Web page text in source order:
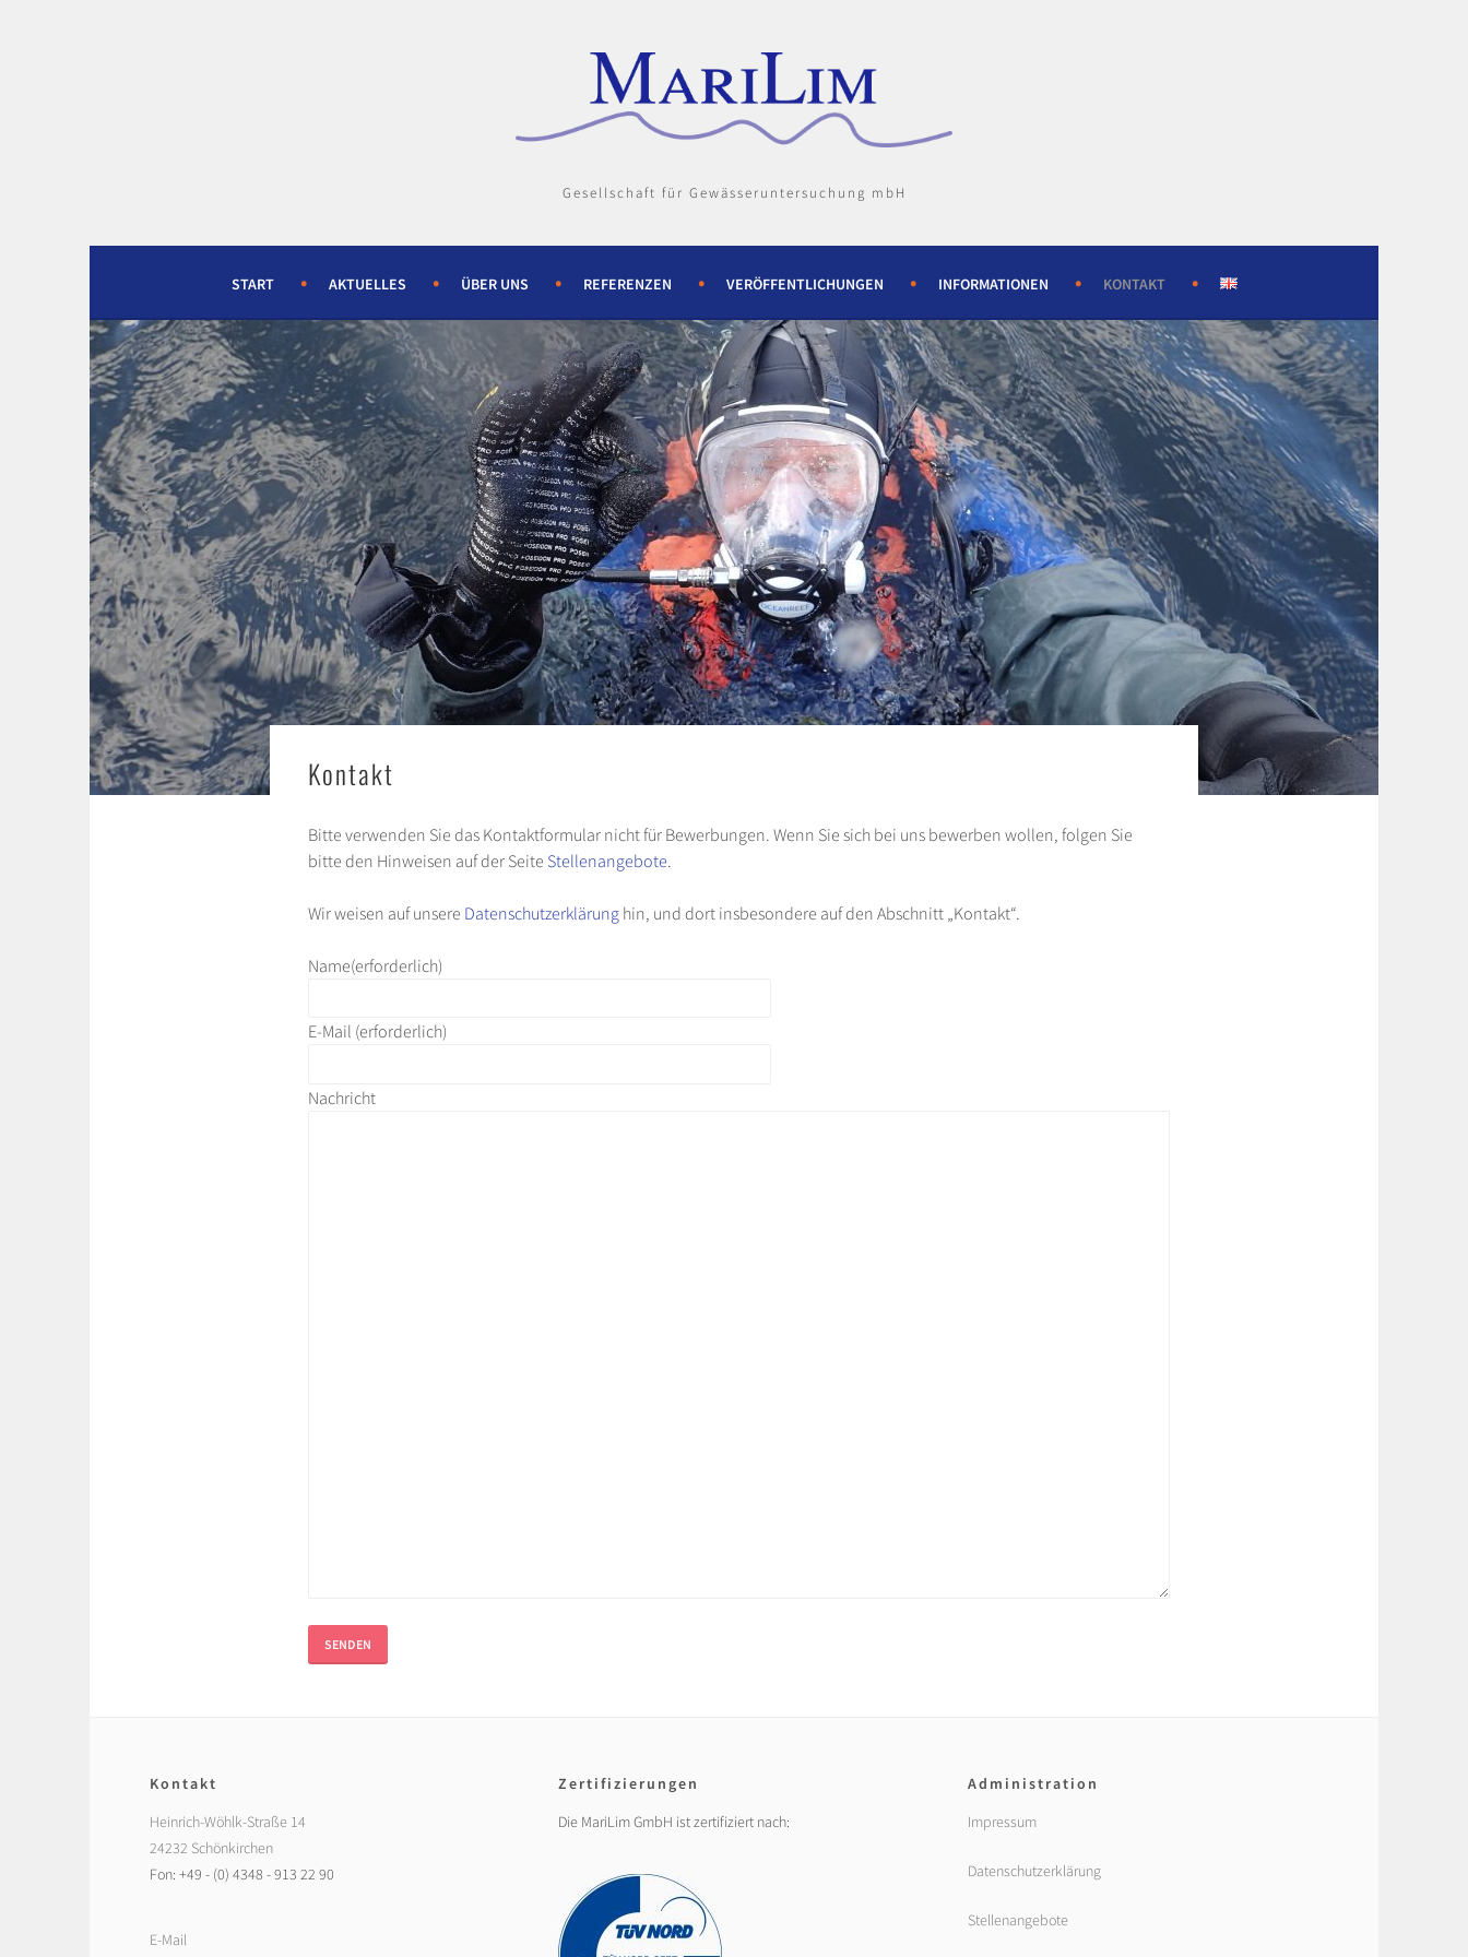
Gesellschaft für Gewässeruntersuchung mbH
START AKTUELLES ÜBER UNS REFERENZEN VERÖFFENTLICHUNGEN INFORMATIONEN KONTAKT
Kontakt
Bitte verwenden Sie das Kontaktformular nicht für Bewerbungen. Wenn Sie sich bei uns bewerben wollen, folgen Sie
bitte den Hinweisen auf der Seite Stellenangebote.
Wir weisen auf unsere Datenschutzerklärung hin, und dort insbesondere auf den Abschnitt „Kontakt“.
Name(erforderlich)
E-Mail (erforderlich)
Nachricht
SENDEN
Kontakt
Heinrich-Wöhlk-Straße 14
24232 Schönkirchen
Fon: +49 - (0) 4348 - 913 22 90
E-Mail
Zertifizierungen
Die MariLim GmbH ist zertifiziert nach:
Administration
Impressum
Datenschutzerklärung
Stellenangebote